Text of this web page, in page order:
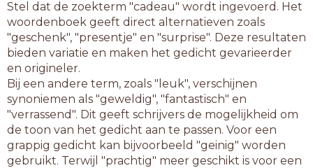
Stel dat de zoekterm "cadeau" wordt ingevoerd. Het
woordenboek geeft direct alternatieven zoals
"geschenk", "presentje" en "surprise". Deze resultaten
bieden variatie en maken het gedicht gevarieerder
en origineler.
Bij een andere term, zoals "leuk", verschijnen
synoniemen als "geweldig", "fantastisch" en
"verrassend". Dit geeft schrijvers de mogelijkheid om
de toon van het gedicht aan te passen. Voor een
grappig gedicht kan bijvoorbeeld "geinig" worden
gebruikt. Terwijl "prachtig" meer geschikt is voor een